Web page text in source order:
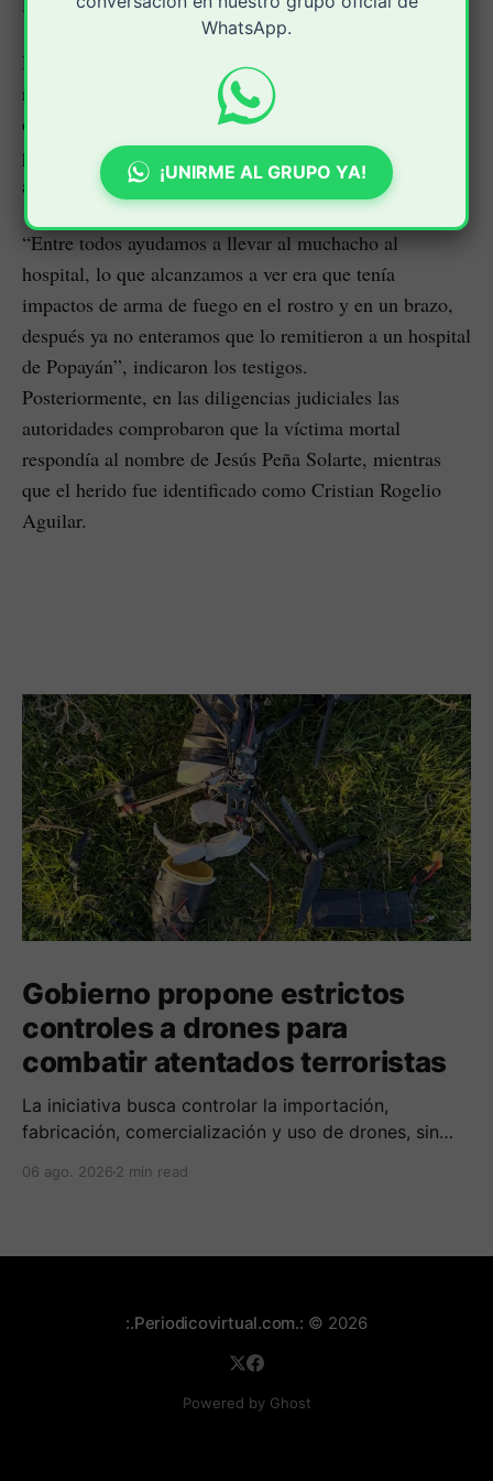
Después de interceptarlos, procedieron a dispararle en
repetidas ocasiones, causándole la muerte a uno de
ellos. Luego, los agresores huyeron mientras que las
personas que se percataron de la situación salieron en
ayuda del joven que terminó herido.
“Entre todos ayudamos a llevar al muchacho al
hospital, lo que alcanzamos a ver era que tenía
impactos de arma de fuego en el rostro y en un brazo,
después ya no enteramos que lo remitieron a un hospital
de Popayán”, indicaron los testigos.
Posteriormente, en las diligencias judiciales las
autoridades comprobaron que la víctima mortal
respondía al nombre de Jesús Peña Solarte, mientras
que el herido fue identificado como Cristian Rogelio
Aguilar.
Gobierno propone estrictos
controles a drones para
combatir atentados terroristas
La iniciativa busca controlar la importación,
fabricación, comercialización y uso de drones, sin
esta tecnología con fines comerciales o productivos.
06 ago. 2026 2 min read
WhatsApp.
¡UNIRME AL GRUPO YA!
:.Periodicovirtual.com.: © 2026
Powered by Ghost